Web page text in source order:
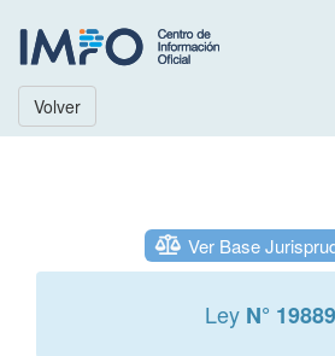
Volver
Ver Base
Ley N° 19889